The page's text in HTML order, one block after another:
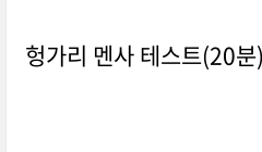
헝가리 멘사 테스트(20분)